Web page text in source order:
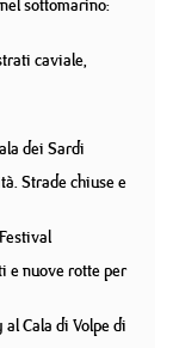
sottomarino:
caviale,
dei Sardi
Strade chiuse e
e nuove rotte per
Cala di Volpe di